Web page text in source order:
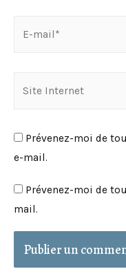
Prévenez-moi de
e-mail.
Prévenez-moi de
mail.